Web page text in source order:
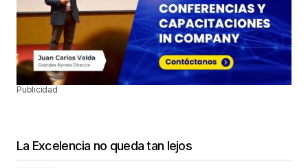
Publicidad
La Excelencia no queda tan lejos